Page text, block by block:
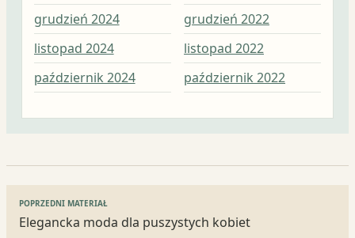
grudzień 2024
listopad 2024
październik 2024
grudzień 2022
listopad 2022
październik 2022
Nawigacja
wpisu
POPRZEDNI MATERIAŁ
Elegancka moda dla puszystych kobiet